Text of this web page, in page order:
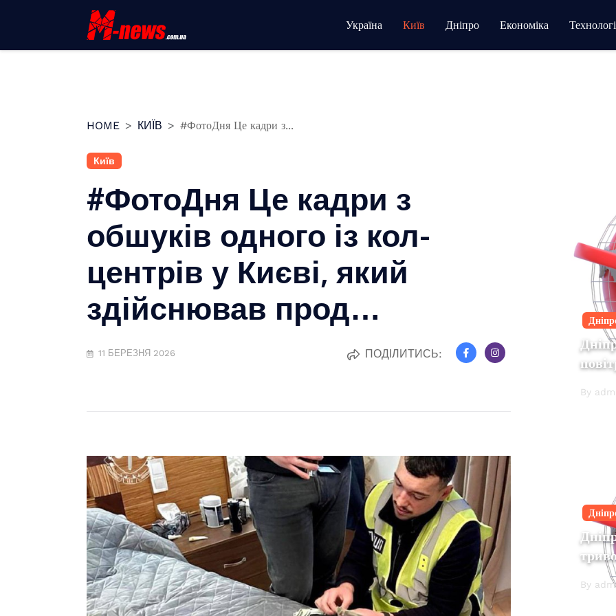
Україна Київ Дніпро Економіка
HOME КИЇВ #ФотоДня Це кадри з...
Київ
#ФотоДня Це кадри з
обшуків одного із кол-
центрів у Києві, який
здійснював прод…
11 БЕРЕЗНЯ 2026 ПОДІЛИТИСЬ:
By
By